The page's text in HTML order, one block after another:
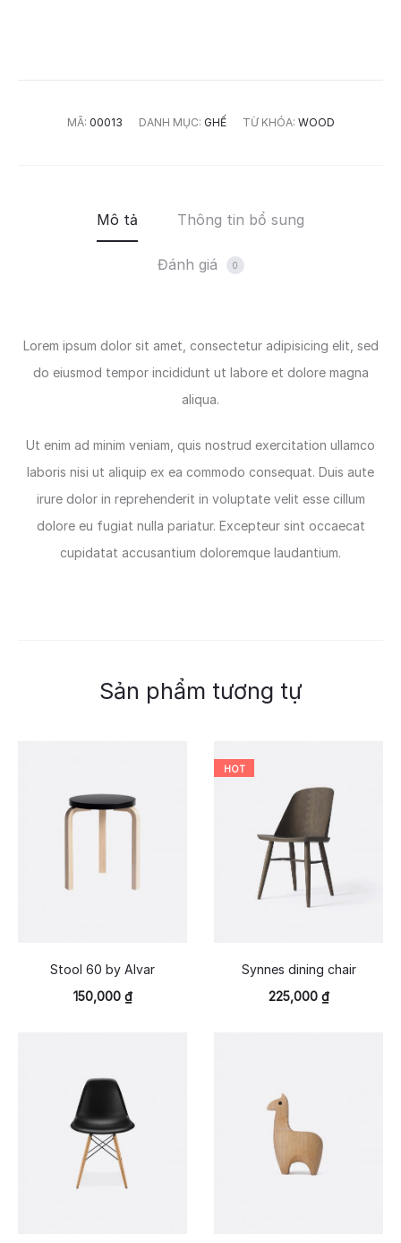
MÃ: 00013 DANH MỤC: GHẾ TỪ KHÓA: WOOD
Mô tả Thông tin bổ sung
Đánh giá 0
Lorem ipsum dolor sit amet, consectetur adipisicing elit, sed
do eiusmod tempor incididunt ut labore et dolore magna
aliqua.
Ut enim ad minim veniam, quis nostrud exercitation ullamco
laboris nisi ut aliquip ex ea commodo consequat. Duis aute
irure dolor in reprehenderit in voluptate velit esse cillum
dolore eu fugiat nulla pariatur. Excepteur sint occaecat
cupidatat accusantium doloremque laudantium.
Sản phẩm tương tự
Stool 60 by Alvar
150,000 ₫
HOT
Synnes dining chair
225,000 ₫